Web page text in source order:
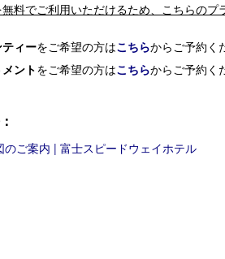
料でご利用いただけるため、こちらのプ
ィーをご希望の方はこちらからご予約く
ントをご希望の方はこちらからご予約く
ご案内 | 富士スピードウェイホテル